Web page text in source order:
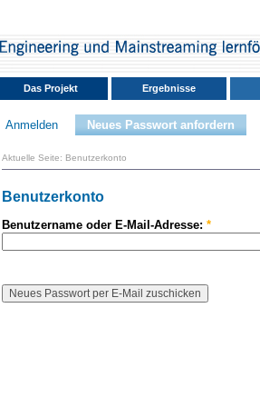
Das Projekt Ergebnisse
Anmelden Neues Passwort anfordern
Aktuelle Seite: Benutzerkonto
Benutzerkonto
Benutzername oder E-Mail-Adresse: *